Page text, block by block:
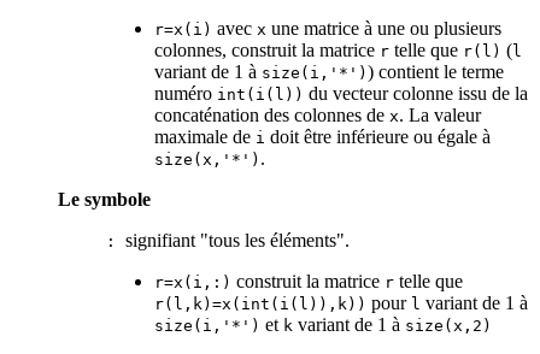
r=x(i) avec x une matrice à une ou plusieurs
colonnes, construit la matrice r telle que r(l) (l
variant de 1 à size(i,'*') ) contient le terme
numéro int(i(l)) du vecteur colonne issu de la
concaténation des colonnes de x. La valeur
maximale de i doit être inférieure ou égale à
size(x,'*') .
Le symbole
: signifiant "tous les éléments".
r=x(i,:) construit la matrice r telle que
r(l,k)=x(int(i(l)),k)) pour l variant de 1 à
size(i,'*') et k variant de 1 à size(x,2)